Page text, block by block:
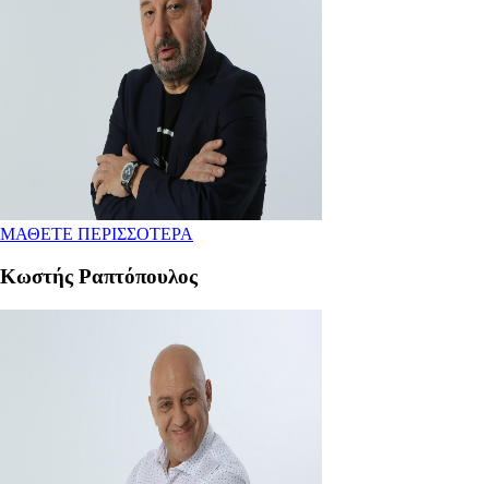
ΜΑΘΕΤΕ ΠΕΡΙΣΣΟΤΕΡΑ
Κωστής Ραπτόπουλος